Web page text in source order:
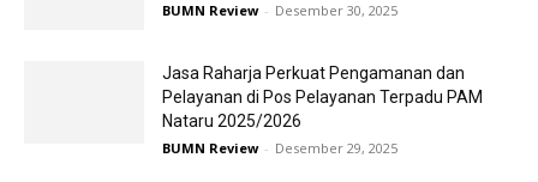
BUMN Review - Desember 30, 2025
Jasa Raharja Perkuat Pengamanan dan
Pelayanan di Pos Pelayanan Terpadu PAM
Nataru 2025/2026
BUMN Review - Desember 29, 2025